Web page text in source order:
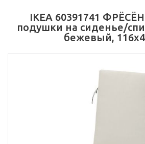
IKEA 60391741
подушки на сиденье/
бежевый,